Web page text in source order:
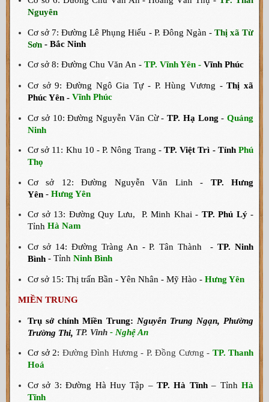
Nguyên
Cơ sở 7: Đường Lê Phụng Hiểu - P. Đông Ngàn - Thị xã Từ
Sơn - Bắc Ninh
Cơ sở 8: Đường Chu Văn An - TP. Vĩnh Yên - Vĩnh Phúc
Cơ sở 9: Đường Ngô Gia Tự - P. Hùng Vương -Thị xã
Phúc Yên - Vĩnh Phúc
Cơ sở 10: Đường Nguyễn Văn Cừ - TP. Hạ Long - Quảng
Ninh
Cơ sở 11: Khu 10 - P. Nông Trang - TP. Việt Trì - TỉnhPhú
Thọ
Cơ sở 12: Đường Nguyễn Văn Linh - TP. Hưng
Yên - Hưng Yên
Cơ sở 13: Đường Quy Lưu, P. Minh Khai - TP. Phủ Lý -
Tỉnh Hà Nam
Cơ sở 14: Đường Tràng An - P. Tân Thành -TP. Ninh
Bình - Tỉnh Ninh Bình
Cơ sở 15: Thị trấn Bần - Yên Nhân - Mỹ Hào - Hưng Yên
MIỀN TRUNG
Trụ sở chính Miền Trung: Nguyễn Trung Ngạn, Phường
Trường Thi, TP. Vinh - Nghệ An
Cơ sở 2: Đường Đình Hương - P. Đồng Cương - TP. Thanh
Hoá
Cơ sở 3: Đường Hà Huy Tập –TP. Hà Tĩnh– TỉnhHà
Tĩnh